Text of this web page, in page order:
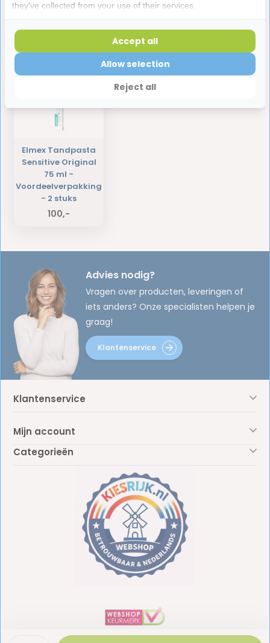
Reviews
Laatst bekeken producten
Elmex Tandpasta
Sensitive Original
75 ml -
Voordeelverpakking
- 2 stuks
100,-
Advies nodig?
Vragen over producten, leveringen of
iets anders? Onze specialisten helpen je
graag!
Klantenservice
Klantenservice
Mijn account
Categorieën
they've collected from your use of their services.
Reject all
Allow selection
Accept all